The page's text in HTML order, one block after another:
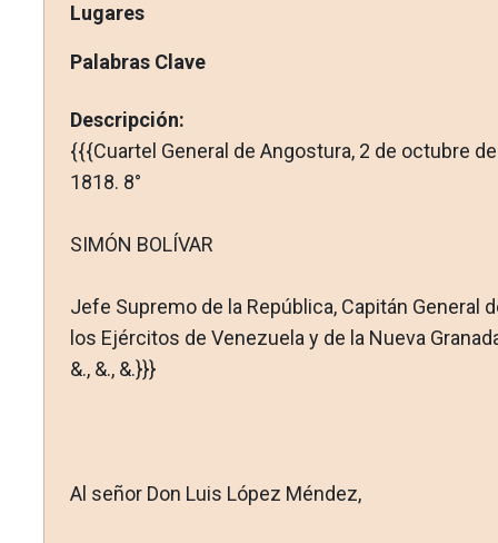
Lugares
Palabras Clave
Descripción:
{{{Cuartel General de Angostura, 2 de octubre de
1818. 8°
SIMÓN BOLÍVAR
Jefe Supremo de la República, Capitán General
los Ejércitos de Venezuela y de la Nueva
&., &., &.}}}
Al señor Don Luis López Méndez,